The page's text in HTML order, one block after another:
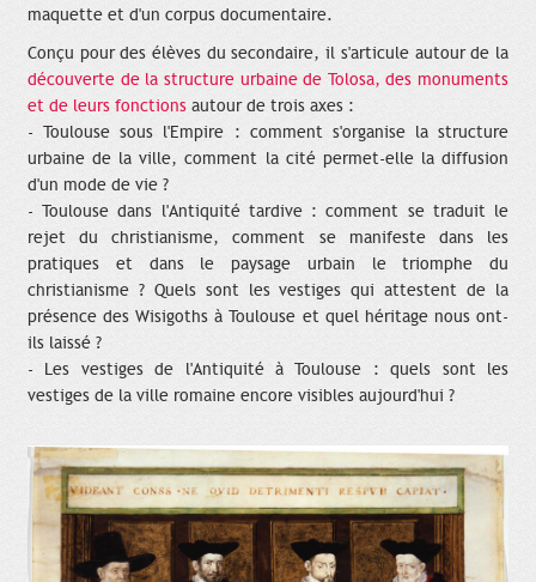
maquette et d'un corpus documentaire.
Conçu pour des élèves du secondaire, il s'articule autour de la
découverte de la structure urbaine de Tolosa, des monuments
et de leurs fonctions autour de trois axes :
- Toulouse sous l'Empire : comment s'organise la structure
urbaine de la ville, comment la cité permet-elle la diffusion
d'un mode de vie ?
- Toulouse dans l'Antiquité tardive : comment se traduit le
rejet du christianisme, comment se manifeste dans les
pratiques et dans le paysage urbain le triomphe du
christianisme ? Quels sont les vestiges qui attestent de la
présence des Wisigoths à Toulouse et quel héritage nous ont-
ils laissé ?
- Les vestiges de l'Antiquité à Toulouse : quels sont les
vestiges de la ville romaine encore visibles aujourd'hui ?